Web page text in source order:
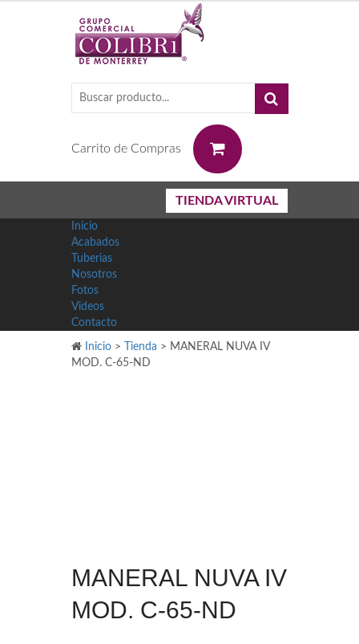
Carrito de Compras
TIENDA VIRTUAL
Inicio
Acabados
Tuberias
Nosotros
Fotos
Videos
Contacto
Inicio > Tienda > MANERAL NUVA IV
MOD. C-65-ND
MANERAL NUVA IV
MOD. C-65-ND